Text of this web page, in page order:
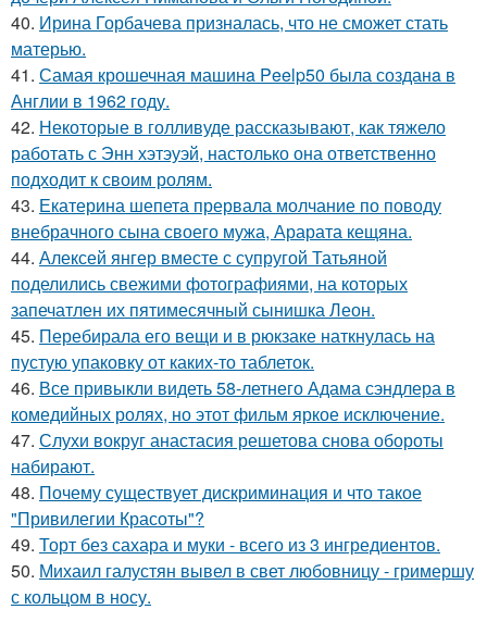
40. Ирина Горбачева призналась, что не сможет стать
матерью.
41. Самая крошечная машинa Peelp50 была созданa в
Англии в 1962 году.
42. Некоторые в голливуде рассказывают, как тяжело
работать с Энн хэтэуэй, настолько она ответственно
подходит к своим ролям.
43. Екатерина шепета прервала молчание по поводу
внебрачного сына своего мужа, Арарата кещяна.
44. Алексей янгер вместе с супругой Татьяной
поделились свежими фотографиями, на которых
запечатлен их пятимесячный сынишка Леон.
45. Перебирала его вещи и в рюкзаке наткнулась на
пустую упаковку от каких-то таблеток.
46. Все привыкли видеть 58-летнего Адама сэндлера в
комедийных ролях, но этот фильм яркое исключение.
47. Слухи вокруг анастасия решетова снова обороты
набирают.
48. Почему существует дискриминация и что такое
"Привилегии Красоты"?
49. Торт без сахара и муки - всего из 3 ингредиентов.
50. Михаил галустян вывел в свет любовницу - гримершу
с кольцом в носу.